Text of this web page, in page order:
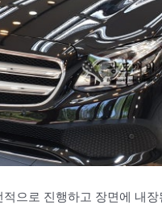
으로 진행하고 장면에 내